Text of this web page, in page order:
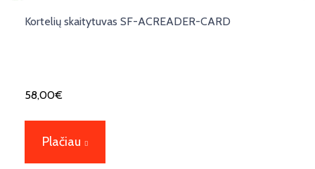
Kortelių skaitytuvas SF-ACREADER-CARD
58,00€
Plačiau